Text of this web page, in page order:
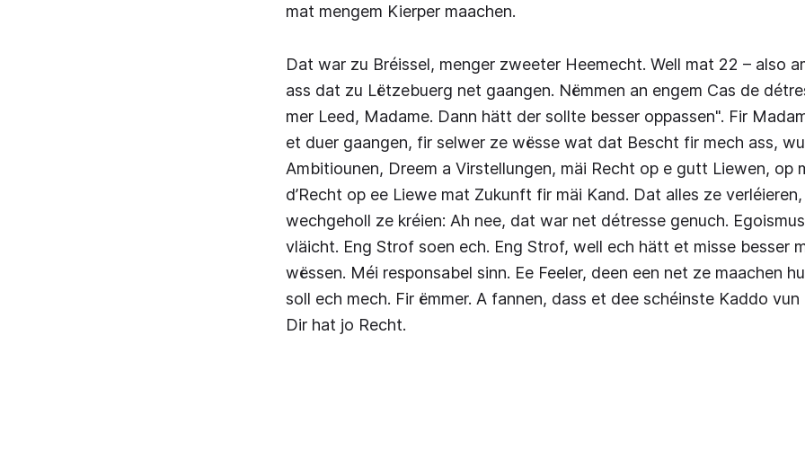
mat mengem Kierper maachen.
Dat war zu Bréissel, menger zweeter Heemecht. Well mat 22 – also
ass dat zu Lëtzebuerg net gaangen. Nëmmen an engem Cas de
mer Leed, Madame. Dann hätt der sollte besser oppassen". Fir
et duer gaangen, fir selwer ze wësse wat dat Bescht fir mech ass,
Ambitiounen, Dreem a Virstellungen, mäi Recht op e gutt Liewen, op
d’Recht op ee Liewe mat Zukunft fir mäi Kand. Dat alles ze
wechgeholl ze kréien: Ah nee, dat war net détresse genuch.
vläicht. Eng Strof soen ech. Eng Strof, well ech hätt et misse besser
wëssen. Méi responsabel sinn. Ee Feeler, deen een net ze maachen
soll ech mech. Fir ëmmer. A fannen, dass et dee schéinste Kaddo vun
Dir hat jo Recht.